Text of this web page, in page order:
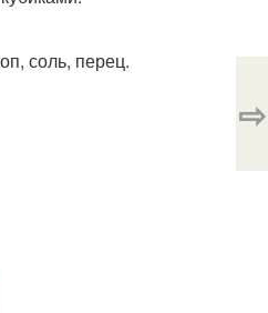
соль, перец.
⇨